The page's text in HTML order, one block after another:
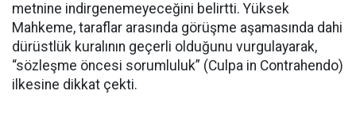
metnine indirgenemeyeceğini belirtti. Yüksek
Mahkeme, taraflar arasında görüşme aşamasında dahi
dürüstlük kuralının geçerli olduğunu vurgulayarak,
“sözleşme öncesi sorumluluk” (Culpa in Contrahendo)
ilkesine dikkat çekti.